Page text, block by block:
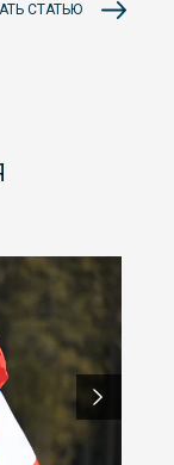
СТАТЬЮ